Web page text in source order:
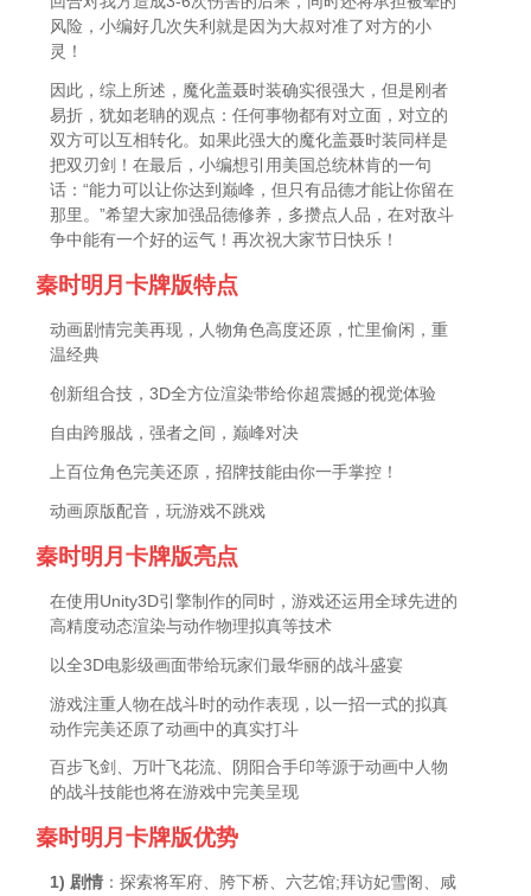
风险，小编好几次失利就是因为大叔对准了对方的小
灵！
因此，综上所述，魔化盖聂时装确实很强大，但是刚者
易折，犹如老聃的观点：任何事物都有对立面，对立的
双方可以互相转化。如果此强大的魔化盖聂时装同样是
把双刃剑！在最后，小编想引用美国总统林肯的一句
话：“能力可以让你达到巅峰，但只有品德才能让你留在
那里。”希望大家加强品德修养，多攒点人品，在对敌斗
争中能有一个好的运气！再次祝大家节日快乐！
秦时明月卡牌版特点
动画剧情完美再现，人物角色高度还原，忙里偷闲，重
温经典
创新组合技，3D全方位渲染带给你超震撼的视觉体验
自由跨服战，强者之间，巅峰对决
上百位角色完美还原，招牌技能由你一手掌控！
动画原版配音，玩游戏不跳戏
秦时明月卡牌版亮点
在使用Unity3D引擎制作的同时，游戏还运用全球先进的
高精度动态渲染与动作物理拟真等技术
以全3D电影级画面带给玩家们最华丽的战斗盛宴
游戏注重人物在战斗时的动作表现，以一招一式的拟真
动作完美还原了动画中的真实打斗
百步飞剑、万叶飞花流、阴阳合手印等源于动画中人物
的战斗技能也将在游戏中完美呈现
秦时明月卡牌版优势
1) 剧情 ：探索将军府、胯下桥、六艺馆;拜访妃雪阁、咸